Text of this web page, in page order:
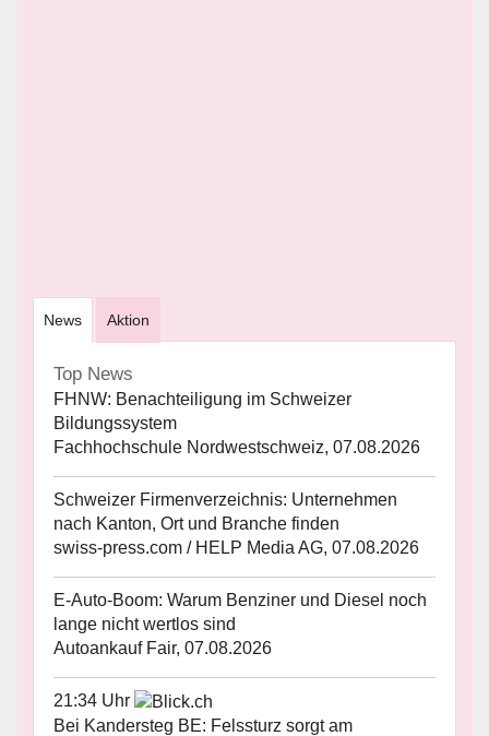
News Aktion
Top News
FHNW: Benachteiligung im Schweizer
Bildungssystem
Fachhochschule Nordwestschweiz, 07.08.2026
Schweizer Firmenverzeichnis: Unternehmen
nach Kanton, Ort und Branche finden
swiss-press.com / HELP Media AG, 07.08.2026
E-Auto-Boom: Warum Benziner und Diesel noch
lange nicht wertlos sind
Autoankauf Fair, 07.08.2026
21:34 Uhr
Bei Kandersteg BE: Felssturz sorgt am